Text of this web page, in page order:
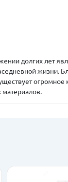
долгих лет
жизни.
материалов.